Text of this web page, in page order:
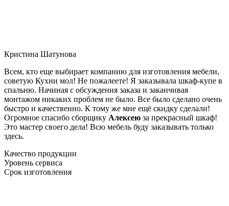
Кристина Шатунова
Всем, кто еще выбирает компанию для изготовления мебели,
советую Кухни мол! Не пожалеете! Я заказывала шкаф-купе в
спальню. Начиная с обсуждения заказа и заканчивая
монтажом никаких проблем не было. Все было сделано очень
быстро и качественно. К тому же мне ещё скидку сделали!
Огромное спасибо сборщику Алексею за прекрасный шкаф!
Это мастер своего дела! Всю мебель буду заказывать только
здесь.
Качество продукции
Уровень сервиса
Срок изготовления